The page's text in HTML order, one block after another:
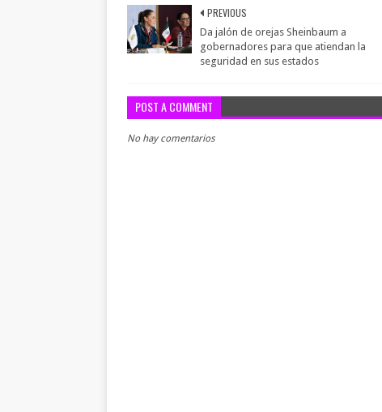
PREVIOUS
Da jalón de orejas Sheinbaum a
gobernadores para que atiendan la
seguridad en sus estados
POST A COMMENT
No hay comentarios